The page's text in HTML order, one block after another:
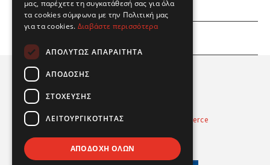
ΕΣΕΙΣ
Powered byRadicode
nopCommerce
μας, παρέχετε τη συγκατάθεσή σας για όλα
τα cookies σύμφωνα με την Πολιτική μας
για τα cookies. Διαβάστε περισσότερα
ΑΠΟΛΎΤΩΣ ΑΠΑΡΑΊΤΗΤΑ
ΑΠΌΔΟΣΗΣ
ΣΤΌΧΕΥΣΗΣ
ΛΕΙΤΟΥΡΓΙΚΌΤΗΤΑΣ
ΑΠΟΔΟΧΉ ΌΛΩΝ